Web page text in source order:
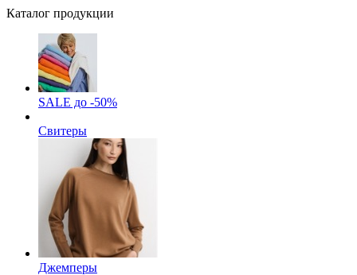
Каталог продукции
SALE до -50%
Свитеры
Джемперы